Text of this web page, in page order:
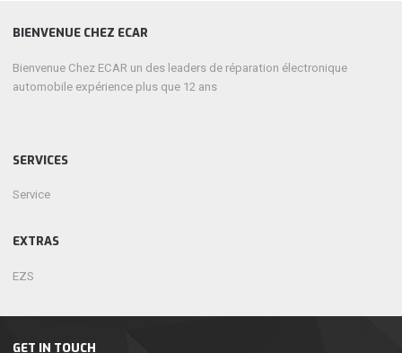
GET IN TOUCH
BIENVENUE CHEZ ECAR
Bienvenue Chez ECAR un des leaders de réparation électronique
automobile expérience plus que 12 ans
SERVICES
Service
EXTRAS
EZS